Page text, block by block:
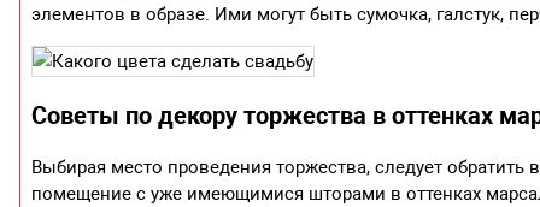
элементов в образе. Ими могут быть сумочка, галстук,
Советы по декору торжества в оттенках
Выбирая место проведения торжества, следует
помещение с уже имеющимися шторами в оттенках